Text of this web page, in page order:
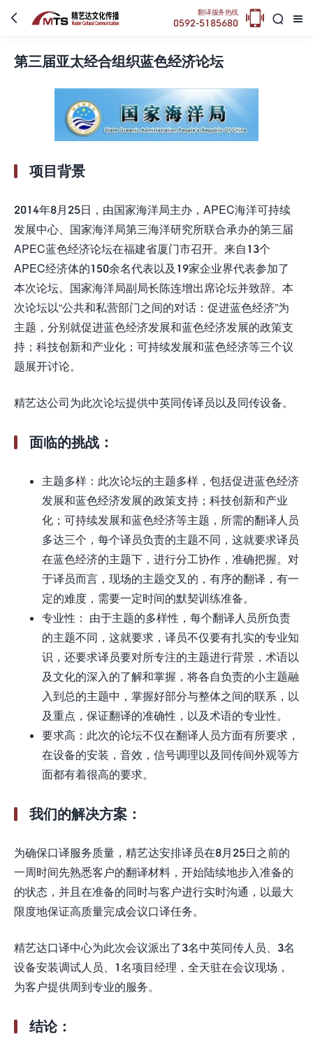
 

翻译服务热线
0592-5185680 
第三届亚太经合组织蓝色经济论坛
项目背景
2014年8月25日，由国家海洋局主办，APEC海洋可持续
发展中心、国家海洋局第三海洋研究所联合承办的第三届
APEC蓝色经济论坛在福建省厦门市召开。来自13个
APEC经济体的150余名代表以及19家企业界代表参加了
本次论坛。国家海洋局副局长陈连增出席论坛并致辞。本
次论坛以“公共和私营部门之间的对话：促进蓝色经济”为
主题，分别就促进蓝色经济发展和蓝色经济发展的政策支
持；科技创新和产业化；可持续发展和蓝色经济等三个议
题展开讨论。
精艺达公司为此次论坛提供中英同传译员以及同传设备。
面临的挑战：
主题多样：此次论坛的主题多样，包括促进蓝色经济
发展和蓝色经济发展的政策支持；科技创新和产业
化；可持续发展和蓝色经济等主题，所需的翻译人员
多达三个，每个译员负责的主题不同，这就要求译员
在蓝色经济的主题下，进行分工协作，准确把握。对
于译员而言，现场的主题交叉的，有序的翻译，有一
定的难度，需要一定时间的默契训练准备。
专业性： 由于主题的多样性，每个翻译人员所负责
的主题不同，这就要求，译员不仅要有扎实的专业知
识，还要求译员要对所专注的主题进行背景，术语以
及文化的深入的了解和掌握，将各自负责的小主题融
入到总的主题中，掌握好部分与整体之间的联系，以
及重点，保证翻译的准确性，以及术语的专业性。
要求高：此次的论坛不仅在翻译人员方面有所要求，
在设备的安装，音效，信号调理以及同传间外观等方
面都有着很高的要求。
我们的解决方案：
为确保口译服务质量，精艺达安排译员在8月25日之前的
一周时间先熟悉客户的翻译材料，开始陆续地步入准备的
的状态，并且在准备的同时与客户进行实时沟通，以最大
限度地保证高质量完成会议口译任务。
精艺达口译中心为此次会议派出了3名中英同传人员、3名
设备安装调试人员、1名项目经理，全天驻在会议现场，
为客户提供周到专业的服务。
结论：